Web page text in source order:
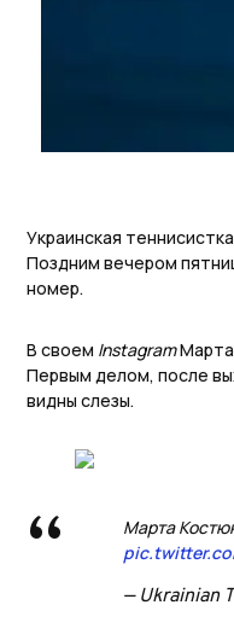
Украинская теннисистка
Поздним вечером
номер.
В своем Instagram
Первым делом, после
видны слезы.
Марта
— Ukrainian